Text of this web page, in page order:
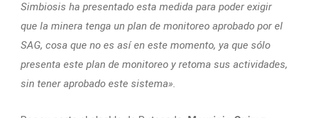
Simbiosis ha presentado esta medida para poder exigir
que la minera tenga un plan de monitoreo aprobado por el
SAG, cosa que no es así en este momento, ya que sólo
presenta este plan de monitoreo y retoma sus actividades,
sin tener aprobado este sistema».